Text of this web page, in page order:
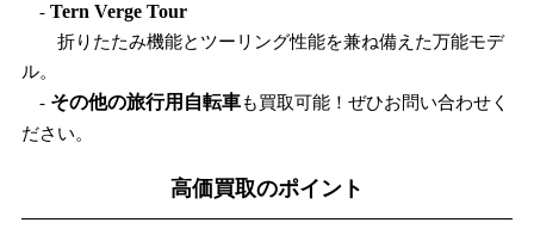
- Tern Verge Tour
折りたたみ機能とツーリング性能を兼ね備えた万能モデ
ル。
- その他の旅行用自転車も買取可能！ぜひお問い合わせく
ださい。
高価買取のポイント